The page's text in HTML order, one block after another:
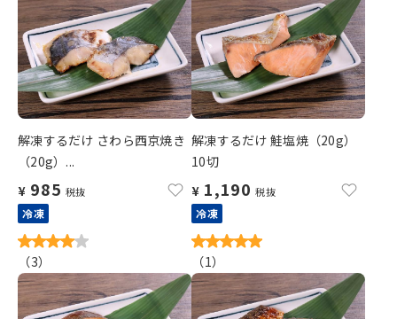
解凍するだけ さわら西京焼き
（20g）...
¥ 985 税抜
冷凍
（3）
解凍するだけ 鮭塩焼（20g）
10切
¥ 1,190 税抜
冷凍
（1）